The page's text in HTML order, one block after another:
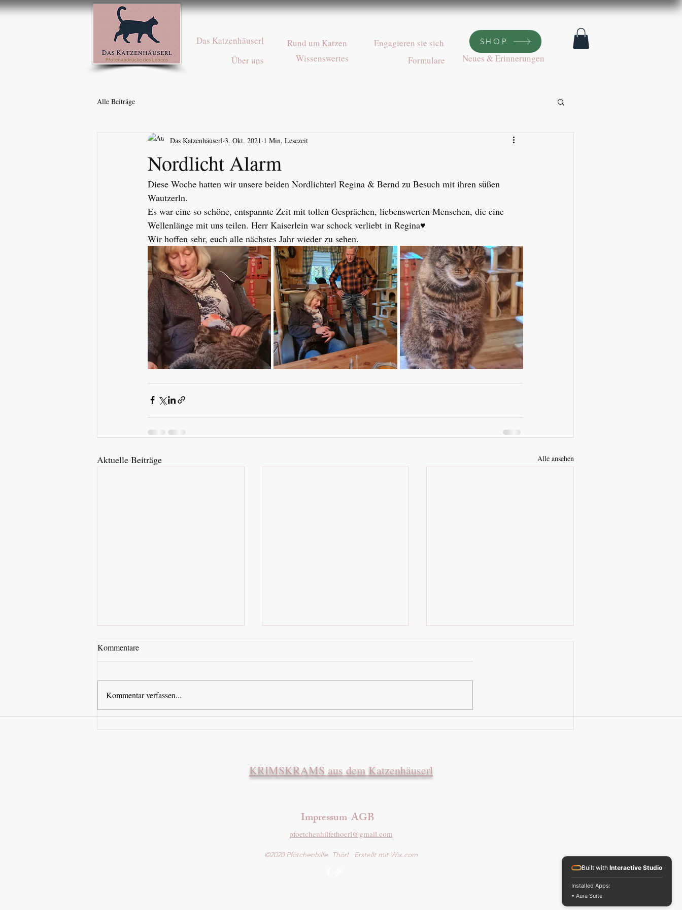
Über uns
Das Katzenhäuserl Rund um Katzen
Engagieren sie sich
Formulare
Wissenswertes
SHOP
Neues & Erinnerungen
SHOP
Alle Beiträge
Nordlicht Alarm
Das Katzenhäuserl 3. Okt. 2021 1 Min. Lesezeit
Diese Woche hatten wir unsere beiden Nordlichterl Regina & Bernd zu Besuch mit ihren süßen
Wautzerln.
Es war eine so schöne, entspannte Zeit mit tollen Gesprächen, liebenswerten Menschen, die eine
Wellenlänge mit uns teilen. Herr Kaiserlein war schock verliebt in Regina♥
Wir hoffen sehr, euch alle nächstes Jahr wieder zu sehen.
Aktuelle Beiträge Alle ansehen
Kommentare
Kommentar verfassen...
KRIMSKRAMS aus dem Katzenhäuserl
Impressum AGB
pfoetchenhilfethoerl@gmail.com
©2020 Pfötchenhilfe Thörl Erstellt mit Wix.com
Built with Interactive Studio
Installed Apps:
• Aura Suite